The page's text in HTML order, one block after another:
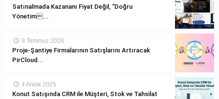
Satınalmada Kazananı Fiyat Değil, “Doğru
Yönetim...
9 Temmuz 2026
Proje-Şantiye Firmalarının Satışlarını Artıracak
PirCloud...
4 Aralık 2025
Konut Satışında CRM ile Müşteri, Stok ve Tahsilat